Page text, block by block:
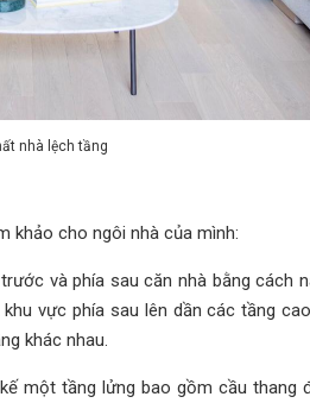
nhà lệch tầng
khảo cho ngôi nhà của mình:
và phía sau căn nhà bằng cách
vực phía sau lên dần các tầng
khác nhau.
một tầng lửng bao gồm cầu thang